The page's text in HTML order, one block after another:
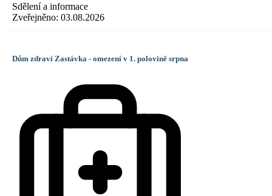
Sdělení a informace
Zveřejněno: 03.08.2026
Dům zdraví Zastávka - omezení v 1. polovině srpna